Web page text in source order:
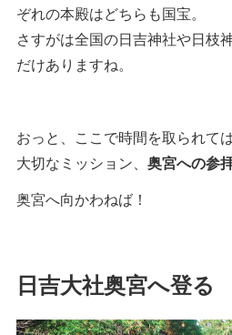
ぞれの本殿はどちらも国宝。
さすがは全国の日吉神社や日枝
だけありますね。
おっと、ここで時間を取られて
大切なミッション、 奥宮への参
奥宮へ向かわねば！
日吉大社奥宮へ登る